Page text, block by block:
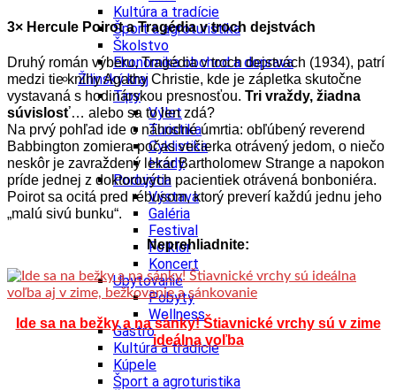
Kultúra a tradície
Šport a agroturistika
Školstvo
Ekonomika obchod a doprava
Žilinský kraj
Tipy
Výlet
Turistika
Cyklistika
Hrady
Podujatia
Výstava
Galéria
Festival
Folklór
Koncert
Ubytovanie
Pobyty
Wellness
Gastro
Kultúra a tradície
Kúpele
Šport a agroturistika
3× Hercule Poirot a Tragédia v troch dejstvách
Druhý román výberu, Tragédia v troch dejstvách (1934), patrí
medzi tie knihy Agathy Christie, kde je zápletka skutočne
vystavaná s hodinárskou presnosťou. Tri vraždy, žiadna
súvislosť… alebo sa to len zdá?
Na prvý pohľad ide o náhodné úmrtia: obľúbený reverend
Babbington zomiera počas večierka otrávený jedom, o niečo
neskôr je zavraždený lekár Bartholomew Strange a napokon
príde jednej z doktorových pacientiek otrávená bonboniéra.
Poirot sa ocitá pred rébusom, ktorý preverí každú jednu jeho
„malú sivú bunku“.
Neprehliadnite:
Ide sa na bežky a na sánky! Štiavnické vrchy sú v zime
ideálna voľba